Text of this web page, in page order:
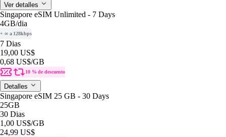
Ver detalles
Singapore eSIM Unlimited - 7 Days
4GB/dia
+ ∞ a 128kbps
7 Dias
19,00 US$
0,68 US$/GB
10 % de descuento
Detalles
Singapore eSIM 25 GB - 30 Days
25GB
30 Dias
1,00 US$/GB
24,99 US$